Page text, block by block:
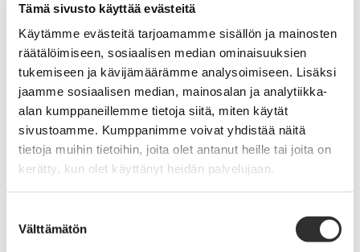
Tämä sivusto käyttää evästeitä
Käytämme evästeitä tarjoamamme sisällön ja mainosten
räätälöimiseen, sosiaalisen median ominaisuuksien
tukemiseen ja kävijämäärämme analysoimiseen. Lisäksi
jaamme sosiaalisen median, mainosalan ja analytiikka-
alan kumppaneillemme tietoja siitä, miten käytät
sivustoamme. Kumppanimme voivat yhdistää näitä
tietoja muihin tietoihin, joita olet antanut heille tai joita on
kerätty, kun olet käyttänyt heidän palvelujaan.
valinta
Välttämätön